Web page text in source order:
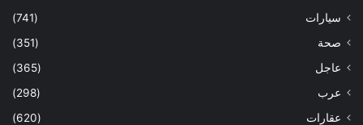
سيارات
(741)
صحة
(351)
عاجل
(365)
عرب
(298)
عقارات
(620)